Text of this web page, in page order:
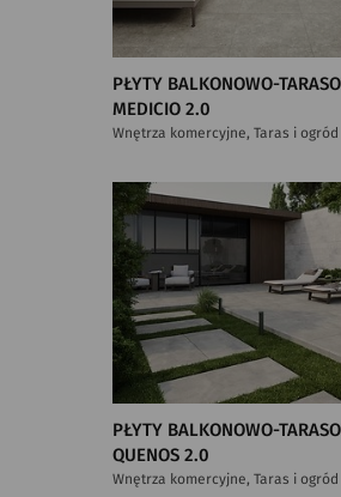
PŁYTY BALKONOWO-
MEDICIO 2.0
Wnętrza komercyjne, Taras i ogród
PŁYTY BALKONOWO-
QUENOS 2.0
Wnętrza komercyjne, Taras i ogród